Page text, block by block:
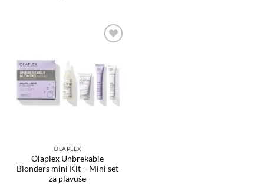
listu
želja
OLAPLEX
Olaplex Unbrekable
Blonders mini Kit – Mini set
za plavuše